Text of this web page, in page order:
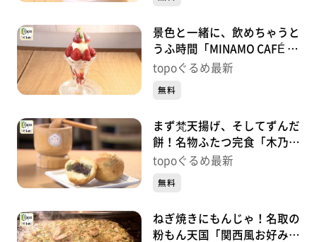
景色と一緒に、飲めちゃうと
うふ時間「MINAMO CAFÉ by
yuriage」（名取市閖上中
topoぐるめ最新
無料
まず梵天揚げ、そしてずんだ
餅！名物ふたつ完食「木乃
幡･別品館」（名取市閖上中
topoぐるめ最新
無料
ねぎ焼きにもんじゃ！名取の
粉もん天国「関西風お好み焼